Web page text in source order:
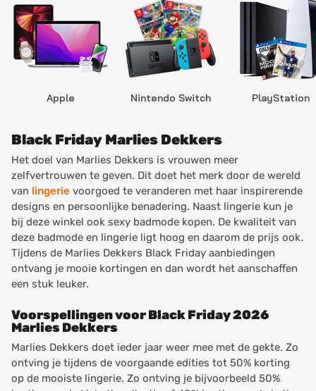
Apple Nintendo Switch PlayStation
Black Friday Marlies Dekkers
Het doel van Marlies Dekkers is vrouwen meer
zelfvertrouwen te geven. Dit doet het merk door de wereld
van lingerie voorgoed te veranderen met haar inspirerende
designs en persoonlijke benadering. Naast lingerie kun je
bij deze winkel ook sexy badmode kopen. De kwaliteit van
deze badmode en lingerie ligt hoog en daarom de prijs ook.
Tijdens de Marlies Dekkers Black Friday aanbiedingen
ontvang je mooie kortingen en dan wordt het aanschaffen
een stuk leuker.
Voorspellingen voor Black Friday 2026
Marlies Dekkers
Marlies Dekkers doet ieder jaar weer mee met de gekte. Zo
ontving je tijdens de voorgaande edities tot 50% korting
op de mooiste lingerie. Zo ontving je bijvoorbeeld 50%